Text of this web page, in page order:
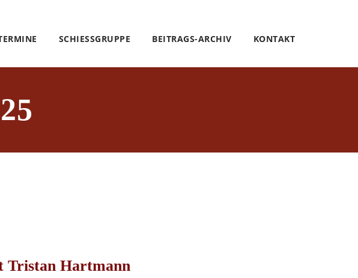
SCHIESSGRUPPE BEITRAGS-ARCHIV KONTAKT
Tristan Hartmann